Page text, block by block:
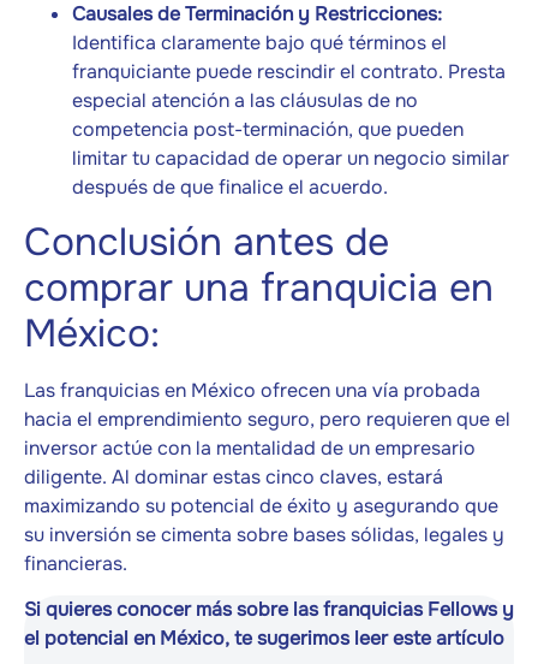
Causales de Terminación y Restricciones:
Identifica claramente bajo qué términos el
franquiciante puede rescindir el contrato. Presta
especial atención a las cláusulas de no
competencia post-terminación, que pueden
limitar tu capacidad de operar un negocio similar
después de que finalice el acuerdo.
Conclusión antes de
comprar una franquicia en
México:
Las franquicias en México ofrecen una vía probada
hacia el emprendimiento seguro, pero requieren que el
inversor actúe con la mentalidad de un empresario
diligente. Al dominar estas cinco claves, estará
maximizando su potencial de éxito y asegurando que
su inversión se cimenta sobre bases sólidas, legales y
financieras.
Si quieres conocer más sobre las franquicias Fellows y
el potencial en México, te sugerimos leer este artículo